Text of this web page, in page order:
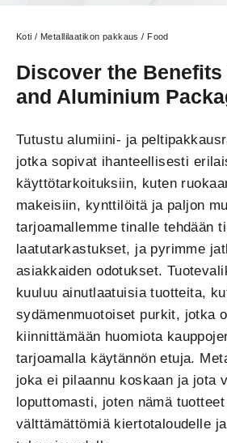
Koti / Metallilaatikon pakkaus / Food
Discover the Benefits
and Aluminium
Tutustu alumiini- ja
jotka sopivat ihanteellisesti
käyttötarkoituksiin, kuten
makeisiin, kynttilöitä ja paljon
tarjoamallemme tinalle tehdään
laatutarkastukset, ja pyrimme
asiakkaiden odotukset.
kuuluu ainutlaatuisia tuotteita,
sydämenmuotoiset purkit, jotka
kiinnittämään huomiota
tarjoamalla käytännön etuja.
joka ei pilaannu koskaan ja jota
loputtomasti, joten nämä
välttämättömiä kiertotaloudelle